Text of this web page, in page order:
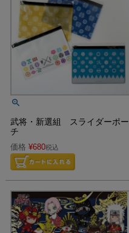
武将・新選組 スライダーポー
チ
価格 ¥680税込